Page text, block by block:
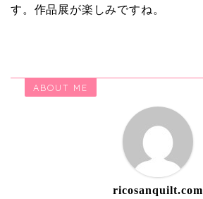
す。作品展が楽しみですね。
ABOUT ME
ricosanquilt.com